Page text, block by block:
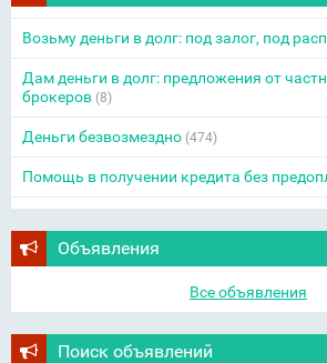
Возьму деньги в долг: под залог, под
Дам деньги в долг: предложения от
брокеров (8)
Деньги безвозмездно (474)
Помощь в получении кредита без
Объявления
Все объявления
Поиск объявлений